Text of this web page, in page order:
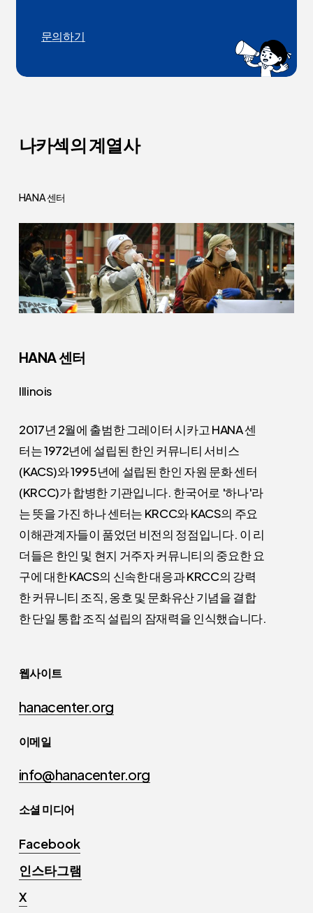
문의하기
나카섹의계열사
HANA 센터
HANA 센터
Illinois
2017년 2월에 출범한 그레이터 시카고 HANA 센
터는 1972년에 설립된 한인 커뮤니티 서비스
(KACS)와 1995년에 설립된 한인 자원 문화 센터
(KRCC)가 합병한 기관입니다. 한국어로 '하나'라
는 뜻을 가진 하나 센터는 KRCC와 KACS의 주요
이해관계자들이 품었던 비전의 정점입니다. 이 리
더들은 한인 및 현지 거주자 커뮤니티의 중요한 요
구에 대한 KACS의 신속한 대응과 KRCC의 강력
한 커뮤니티 조직, 옹호 및 문화유산 기념을 결합
한 단일 통합 조직 설립의 잠재력을 인식했습니다.
웹사이트
hanacenter.org
이메일
info@hanacenter.org
소셜 미디어
Facebook
인스타그램
X